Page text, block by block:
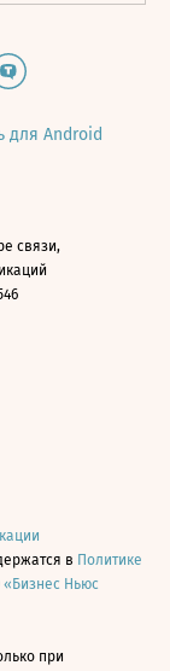
для Android
связи,
в Политике
Ньюс
при